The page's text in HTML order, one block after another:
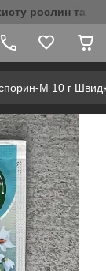
рослин та
М 10 г